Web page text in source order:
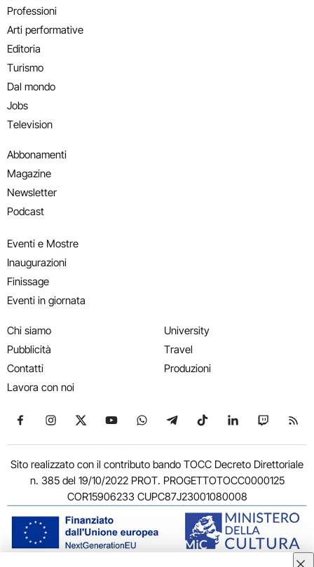
Professioni
Arti performative
Editoria
Turismo
Dal mondo
Jobs
Television
Abbonamenti
Magazine
Newsletter
Podcast
Eventi e Mostre
Inaugurazioni
Finissage
Eventi in giornata
Chi siamo
Pubblicità
Contatti
Lavora con noi
University
Travel
Produzioni
Seguici su Facebook
Seguici su Instagram
Seguici su X
Seguici su YouTube
Seguici su WhatsApp
Seguici su Telegram
Seguici su TikTok
Seguici su
Seguici
Sito realizzato con il contributo bando TOCC Decreto Direttoriale
n. 385 del 19/10/2022 PROT. PROGETTOTOCC0000125
COR15906233 CUPC87J23001080008